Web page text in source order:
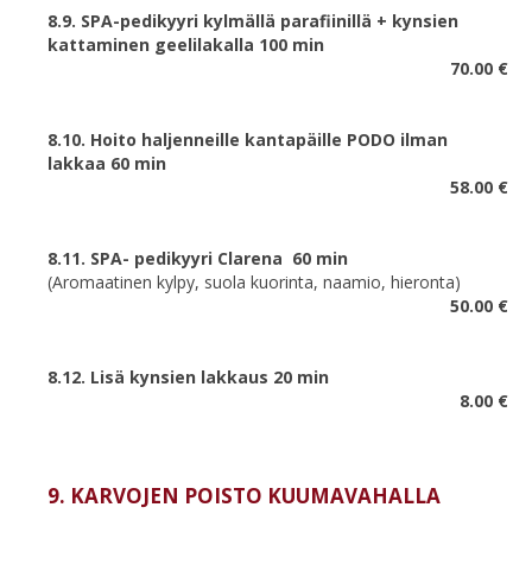
8.9. SPA-pedikyyri kylmällä parafiinillä + kynsien
kattaminen geelilakalla 100 min
70.00 €
8.10. Hoito haljenneille kantapäille PODO ilman
lakkaa 60 min
58.00 €
8.11. SPA- pedikyyri Clarena 60 min
(Aromaatinen kylpy, suola kuorinta, naamio, hieronta)
50.00 €
8.12. Lisä kynsien lakkaus 20 min
8.00 €
9. KARVOJEN POISTO KUUMAVAHALLA